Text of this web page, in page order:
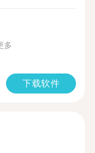
多
下载软件